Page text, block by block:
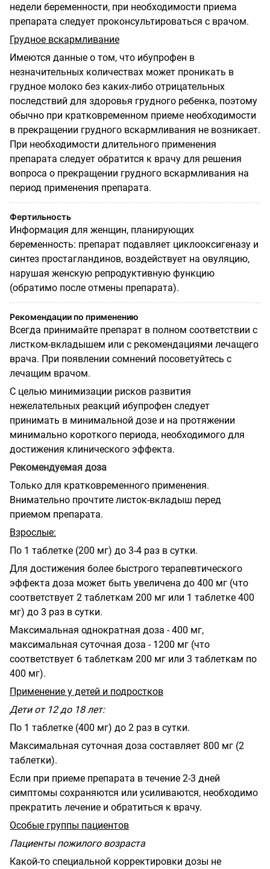
недели беременности, при необходимости приема
препарата следует проконсультироваться с врачом.
Грудное вскармливание
Имеются данные о том, что ибупрофен в
незначительных количествах может проникать в
грудное молоко без каких-либо отрицательных
последствий для здоровья грудного ребенка, поэтому
обычно при кратковременном приеме необходимости
в прекращении грудного вскармливания не возникает.
При необходимости длительного применения
препарата следует обратится к врачу для решения
вопроса о прекращении грудного вскармливания на
период применения препарата.
Фертильность
Информация для женщин, планирующих
беременность: препарат подавляет циклооксигеназу и
синтез простагландинов, воздействует на овуляцию,
нарушая женскую репродуктивную функцию
(обратимо после отмены препарата).
Рекомендации по применению
Всегда принимайте препарат в полном соответствии с
листком-вкладышем или с рекомендациями лечащего
врача. При появлении сомнений посоветуйтесь с
лечащим врачом.
С целью минимизации рисков развития
нежелательных реакций ибупрофен следует
принимать в минимальной дозе и на протяжении
минимально короткого периода, необходимого для
достижения клинического эффекта.
Рекомендуемая доза
Только для кратковременного применения.
Внимательно прочтите листок-вкладыш перед
приемом препарата.
Взрослые:
По 1 таблетке (200 мг) до 3-4 раз в сутки.
Для достижения более быстрого терапевтического
эффекта доза может быть увеличена до 400 мг (что
соответствует 2 таблеткам 200 мг или 1 таблетке 400
мг) до 3 раз в сутки.
Максимальная однократная доза - 400 мг,
максимальная суточная доза - 1200 мг (что
соответствует 6 таблеткам 200 мг или 3 таблеткам по
400 мг).
Применение у детей и подростков
Дети от 12 до 18 лет:
По 1 таблетке (400 мг) до 2 раз в сутки.
Максимальная суточная доза составляет 800 мг (2
таблетки).
Если при приеме препарата в течение 2-3 дней
симптомы сохраняются или усиливаются, необходимо
прекратить лечение и обратиться к врачу.
Особые группы пациентов
Пациенты пожилого возраста
Какой-то специальной корректировки дозы не